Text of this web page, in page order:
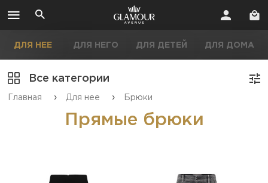
ДЛЯ НЕЕ ДЛЯ НЕГО ДЛЯ ДЕТЕЙ ДЛЯ ДОМА
Все категории
Главная › Для нее › Брюки
Прямые брюки